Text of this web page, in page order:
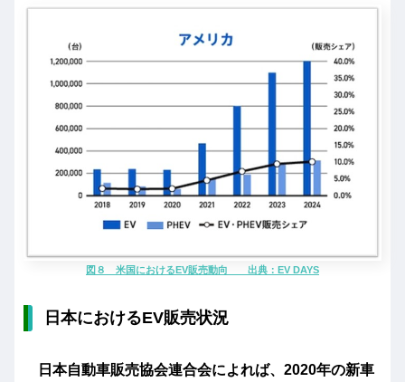
図８ 米国におけるEV販売動向 出典：EV DAYS
日本におけるEV販売状況
日本自動車販売協会連合会によれば、2020年の新車